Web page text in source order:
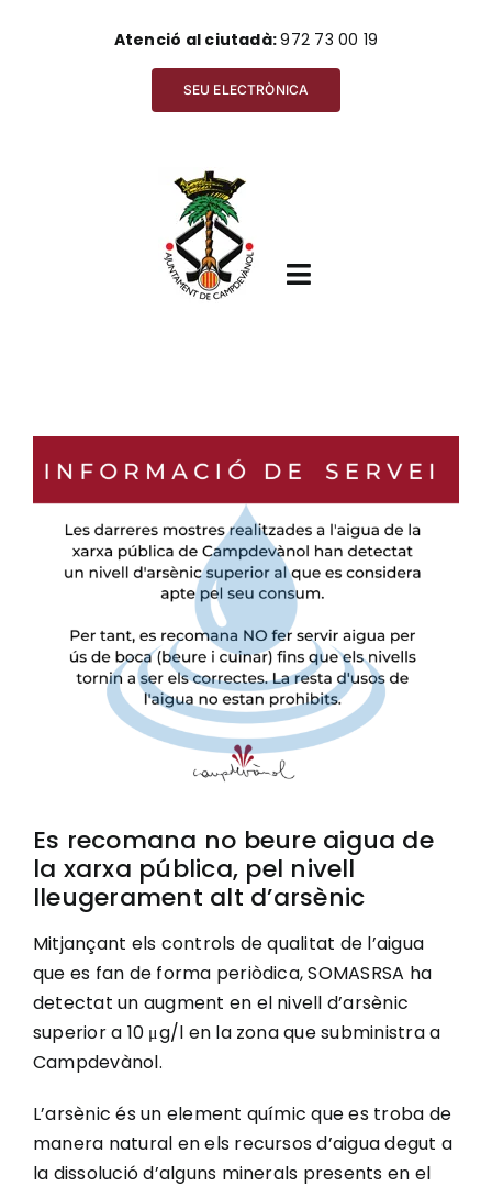
Atenció al ciutadà:972 73 00 19
SEU ELECTRÒNICA
Toggle
Ajuntament
Ciutadania
Larger
Image
Es recomana no beure aigua de
la xarxa pública, pel nivell
lleugerament alt d’arsènic
Mitjançant els controls de qualitat de l’aigua
que es fan de forma periòdica, SOMASRSA ha
detectat un augment en el nivell d’arsènic
superior a 10 μg/l en la zona que subministra a
Campdevànol.
L’arsènic és un element químic que es troba de
manera natural en els recursos d’aigua degut a
la dissolució d’alguns minerals presents en el